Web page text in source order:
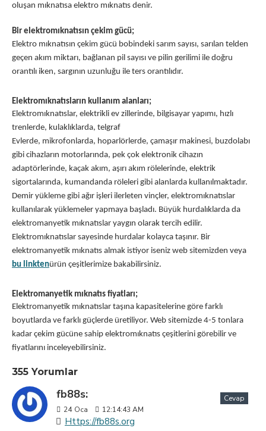
oluşan mıknatısa elektro mıknatıs denir.
Bir elektromıknatısın çekim gücü;
Elektro mıknatısın çekim gücü bobindeki sarım sayısı, sarılan telden
geçen akım miktarı, bağlanan pil sayısı ve pilin gerilimi ile doğru
orantılı iken, sargının uzunluğu ile ters orantılıdır.
Elektromıknatısların kullanım alanları;
Elektromıknatıslar, elektrikli ev zillerinde, bilgisayar yapımı, hızlı
trenlerde, kulaklıklarda, telgraf
Evlerde, mikrofonlarda, hoparlörlerde, çamaşır makinesi, buzdolabı
gibi cihazların motorlarında, pek çok elektronik cihazın
adaptörlerinde, kaçak akım, aşırı akım rölelerinde, elektrik
sigortalarında, kumandanda röleleri gibi alanlarda kullanılmaktadır.
Demir yükleme gibi ağır işleri ilerleten vinçler, elektromıknatıslar
kullanılarak yüklemeler yapmaya başladı. Büyük hurdalıklarda da
elektromanyetik mıknatıslar yaygın olarak tercih edilir.
Elektromıknatıslar sayesinde hurdalar kolayca taşınır. Bir
elektromanyetik mıknatıs almak istiyor iseniz web sitemizden veya
bu linktenürün çeşitlerimize bakabilirsiniz.
Elektromanyetik mıknatıs fiyatları;
Elektromanyetik mıknatıslar taşına kapasitelerine göre farklı
boyutlarda ve farklı güçlerde üretiliyor. Web sitemizde 4-5 tonlara
kadar çekim gücüne sahip elektromıknatıs çeşitlerini görebilir ve
fiyatlarını inceleyebilirsiniz.
355 Yorumlar
fb88s:
24 Oca 12:14:43 AM
Https://fb88s.org
Cevap